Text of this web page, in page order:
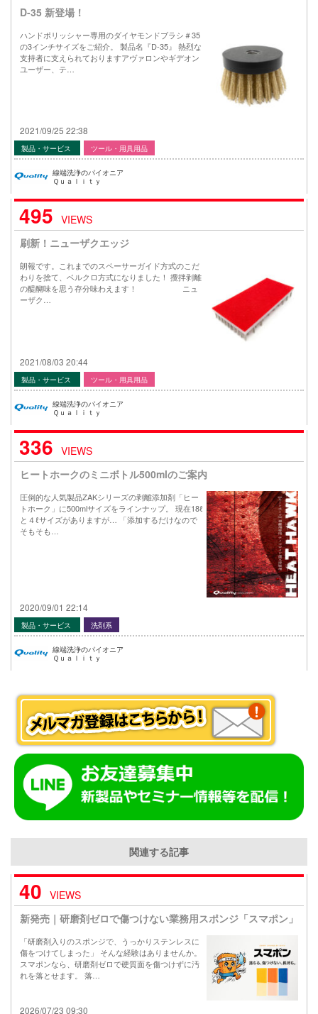
D-35 新登場！
ハンドポリッシャー専用のダイヤモンドブラシ＃35
の3インチサイズをご紹介。 製品名『D-35』 熱烈な
支持者に支えられておりますアヴァロンやギデオン
ユーザー、テ…
2021/09/25 22:38
製品・サービス ツール・用具用品
線端洗浄のパイオニア
Ｑｕａｌｉｔｙ
495 VIEWS
刷新！ニューザクエッジ
朗報です。これまでのスペーサーガイド方式のこだ
わりを捨て、ベルクロ方式になりました！ 攪拌剥離
の醍醐味を思う存分味わえます！ ニュ
ーザク…
2021/08/03 20:44
製品・サービス ツール・用具用品
線端洗浄のパイオニア
Ｑｕａｌｉｔｙ
336 VIEWS
ヒートホークのミニボトル500mlのご案内
圧倒的な人気製品ZAKシリーズの剥離添加剤「ヒー
トホーク」に500mlサイズをラインナップ。 現在18ℓ
と４ℓサイズがありますが… 「添加するだけなので
そもそも…
2020/09/01 22:14
製品・サービス 洗剤系
線端洗浄のパイオニア
Ｑｕａｌｉｔｙ
関連する記事
40 VIEWS
新発売｜研磨剤ゼロで傷つけない業務用スポンジ「スマポン」
「研磨剤入りのスポンジで、うっかりステンレスに
傷をつけてしまった」 そんな経験はありませんか。
スマポンなら、研磨剤ゼロで硬質面を傷つけずに汚
れを落とせます。 落…
2026/07/23 09:30